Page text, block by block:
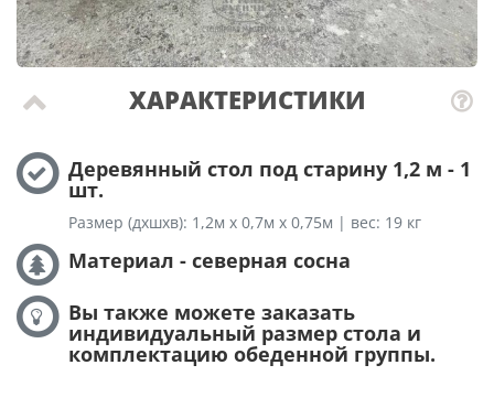
ХАРАКТЕРИСТИКИ
Деревянный стол под старину 1,2 м - 1
шт.
Размер (дхшхв): 1,2м х 0,7м х 0,75м | вес: 19 кг
Материал - северная сосна
Вы также можете заказать
индивидуальный размер стола и
комплектацию обеденной группы.